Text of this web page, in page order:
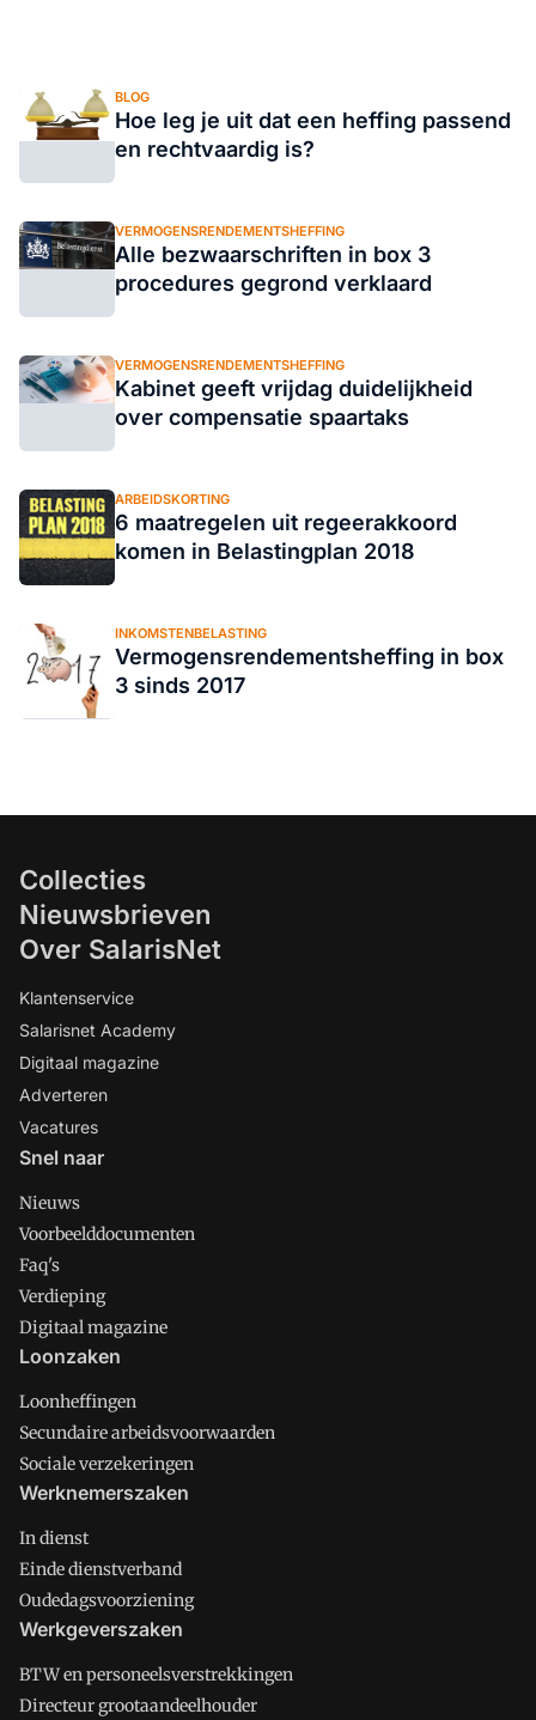
BLOG
Hoe leg je uit dat een heffing passend
en rechtvaardig is?
VERMOGENSRENDEMENTSHEFFING
Alle bezwaarschriften in box 3
procedures gegrond verklaard
VERMOGENSRENDEMENTSHEFFING
Kabinet geeft vrijdag duidelijkheid
over compensatie spaartaks
ARBEIDSKORTING
6 maatregelen uit regeerakkoord
komen in Belastingplan 2018
INKOMSTENBELASTING
Vermogensrendementsheffing in box
3 sinds 2017
Collecties
Nieuwsbrieven
Over SalarisNet
Klantenservice
Salarisnet Academy
Digitaal magazine
Adverteren
Vacatures
Snel naar
Nieuws
Voorbeelddocumenten
Faq's
Verdieping
Digitaal magazine
Loonzaken
Loonheffingen
Secundaire arbeidsvoorwaarden
Sociale verzekeringen
Werknemerszaken
In dienst
Einde dienstverband
Oudedagsvoorziening
Werkgeverszaken
BTW en personeelsverstrekkingen
Directeur grootaandeelhouder